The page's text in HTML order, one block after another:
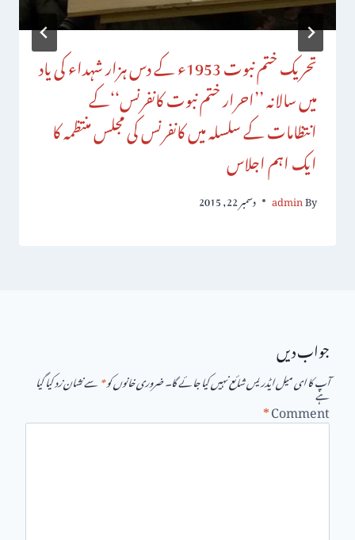
تحریک ختم نبوت 1953ء کے دس ہزار شہداء کی یاد
میں سالانہ ’’احرار ختم نبوت کانفرنس‘‘کے
انتظامات کے سلسلہ میں کانفرنس کی مجلس منتظمہ کا
ایک اہم اجلاس
By
admin دسمبر 22, 2015
جواب دیں
آپ کا ای میل ایڈریس شائع نہیں کیا جائے گا۔ضروری خانوں کو*سے نشان زد کیا گیا ہے
Comment
*